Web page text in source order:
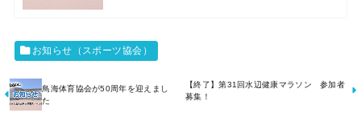
お知らせ（スポーツ協会）
鳥海体育協会が50周年を迎えまし
た
【終了】第31回水辺健康マラソン 参加者
募集！